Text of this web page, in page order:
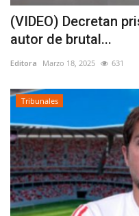
Política
Espectáculos
(VIDEO) Decretan
autor de brutal...
Editora Marzo 18, 2025 631
Tribunales